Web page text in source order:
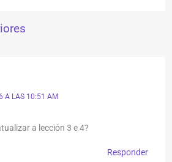
A LAS 10:51 AM
a lección 3 e 4?
Responder